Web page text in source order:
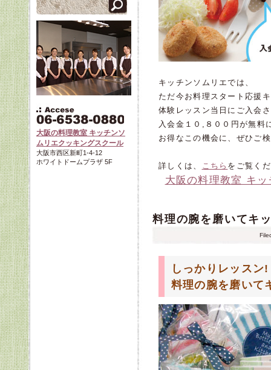
キッチンソムリエでは、
ただ今お料理スタート応援
体験レッスン当日にご入
入会金１０,８００円が無料
お得なこの機会に、ぜひご
詳しくは、 こちら をご覧く
大阪の料理教室 キ
料理の腕を磨いてキ
しっかりレッス
料理の腕を磨いて
大阪の料理教室 キッチンソ
ムリエクッキングスクール
大阪市西区新町1-4-12
ホワイトドームプラザ 5F